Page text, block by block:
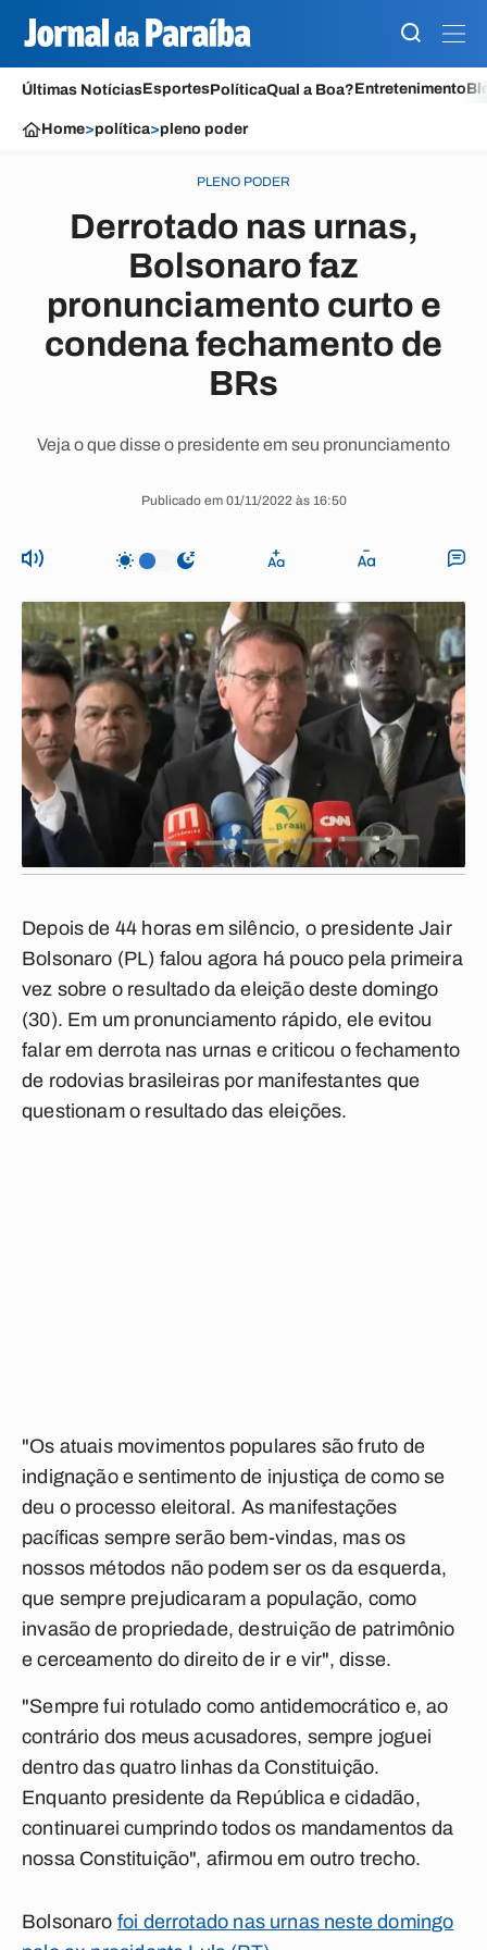
Últimas NotíciasEsportesPolíticaQual a Boa?Entretenimento
Home>política>pleno poder
PLENO PODER
Derrotado nas urnas,
Bolsonaro faz
pronunciamento curto e
condena fechamento de
BRs
Veja o que disse o presidente em seu pronunciamento
Publicado em 01/11/2022 às 16:50
Depois de 44 horas em silêncio, o presidente Jair
Bolsonaro (PL) falou agora há pouco pela primeira
vez sobre o resultado da eleição deste domingo
(30). Em um pronunciamento rápido, ele evitou
falar em derrota nas urnas e criticou o fechamento
de rodovias brasileiras por manifestantes que
questionam o resultado das eleições.
"Os atuais movimentos populares são fruto de
indignação e sentimento de injustiça de como se
deu o processo eleitoral. As manifestações
pacíficas sempre serão bem-vindas, mas os
nossos métodos não podem ser os da esquerda,
que sempre prejudicaram a população, como
invasão de propriedade, destruição de patrimônio
e cerceamento do direito de ir e vir", disse.
"Sempre fui rotulado como antidemocrático e, ao
contrário dos meus acusadores, sempre joguei
dentro das quatro linhas da Constituição.
Enquanto presidente da República e cidadão,
continuarei cumprindo todos os mandamentos da
nossa Constituição", afirmou em outro trecho.
Bolsonaro foi derrotado nas urnas neste domingo